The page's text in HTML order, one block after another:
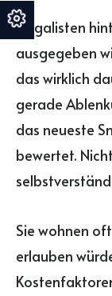
Frugalisten
ausgegeben
das wirklich
gerade
das neueste
bewertet.
Sie wohnen
erlauben